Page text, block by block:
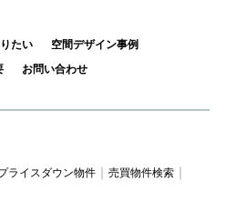
たい
空間デザイン事例
お問い合わせ
ライスダウン物件
売買物件検索